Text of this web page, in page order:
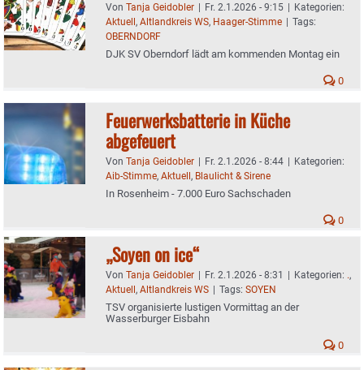
Von Tanja Geidobler | Fr. 2.1.2026 - 9:15 | Kategorien:
Aktuell, Altlandkreis WS, Haager-Stimme | Tags:
OBERNDORF
DJK SV Oberndorf lädt am kommenden Montag ein
0
Feuerwerksbatterie in Küche
abgefeuert
Von Tanja Geidobler | Fr. 2.1.2026 - 8:44 | Kategorien:
Aib-Stimme, Aktuell, Blaulicht & Sirene
In Rosenheim - 7.000 Euro Sachschaden
0
„Soyen on ice“
Von Tanja Geidobler | Fr. 2.1.2026 - 8:31 | Kategorien: .,
Aktuell, Altlandkreis WS | Tags: SOYEN
TSV organisierte lustigen Vormittag an der
Wasserburger Eisbahn
0